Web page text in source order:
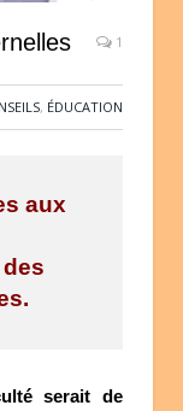
1
, ÉDUCATION
aux
serait de